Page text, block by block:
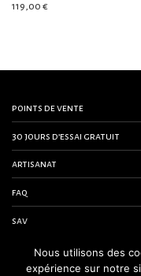
119,00 €
points de vente
30 jours d’essai gratuit
artisanat
faq
sav
contactez-nous
Nous utilisons des
expérience sur notre